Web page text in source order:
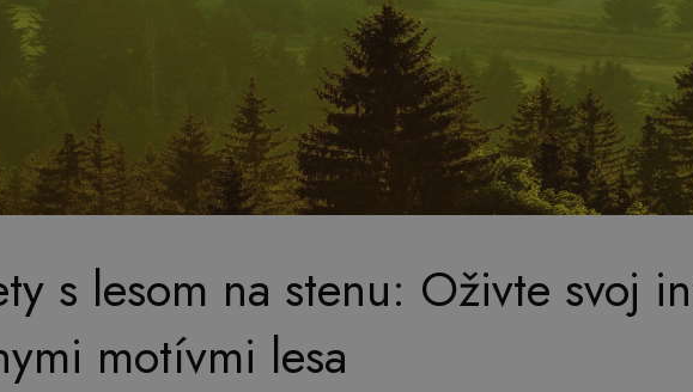
s lesom na stenu: Oživte svoj
motívmi lesa